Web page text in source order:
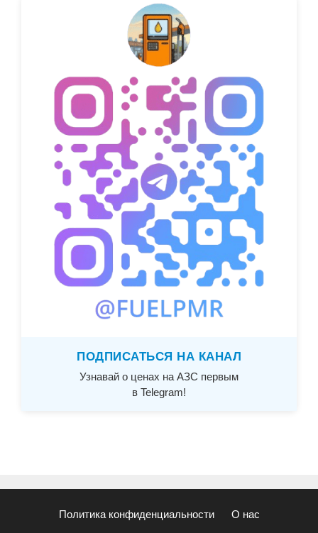
ПОДПИСАТЬСЯ НА КАНАЛ
Узнавай о ценах на АЗС первым
в Telegram!
Политика конфиденциальности О нас